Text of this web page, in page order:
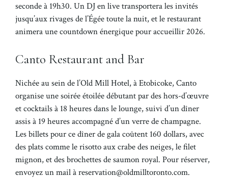
seconde à 19h30. Un DJ en live transportera les invités
jusqu’aux rivages de l’Égée toute la nuit, et le restaurant
animera une countdown énergique pour accueillir 2026.
Canto Restaurant and Bar
Nichée au sein de l’Old Mill Hotel, à Etobicoke, Canto
organise une soirée étoilée débutant par des hors-d’œuvre
et cocktails à 18 heures dans le lounge, suivi d’un dîner
assis à 19 heures accompagné d’un verre de champagne.
Les billets pour ce dîner de gala coûtent 160 dollars, avec
des plats comme le risotto aux crabe des neiges, le filet
mignon, et des brochettes de saumon royal. Pour réserver,
envoyez un mail à reservation@oldmilltoronto.com.